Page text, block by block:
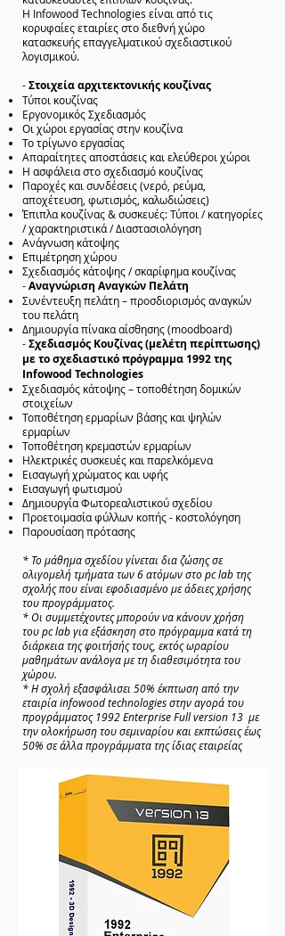
Η Infowood Technologies είναι από τις
κορυφαίες εταιρίες στο διεθνή χώρο
κατασκευής επαγγελματικού σχεδιαστικού
λογισμικού.
-Στοιχεία αρχιτεκτονικής κουζίνας
Τύποι κουζίνας
Εργονομικός Σχεδιασμός
Οι χώροι εργασίας στην κουζίνα
Το τρίγωνο εργασίας
Απαραίτητες αποστάσεις και ελεύθεροι χώροι
Η ασφάλεια στο σχεδιασμό κουζίνας
Παροχές και συνδέσεις (νερό, ρεύμα,
αποχέτευση, φωτισμός, καλωδιώσεις)
Έπιπλα κουζίνας & συσκευές: Τύποι / κατηγορίες
/ χαρακτηριστικά / Διαστασιολόγηση
Ανάγνωση κάτοψης
Επιμέτρηση χώρου
Σχεδιασμός κάτοψης / σκαρίφημα κουζίνας
-Αναγνώριση Αναγκών Πελάτη
Συνέντευξη πελάτη – προσδιορισμός αναγκών
του πελάτη
Δημιουργία πίνακα αίσθησης (moodboard)
-Σχεδιασμός Κουζίνας (μελέτη περίπτωσης)
με το σχεδιαστικό πρόγραμμα 1992 της
Infowood Technologies
Σχεδιασμός κάτοψης – τοποθέτηση δομικών
στοιχείων
Τοποθέτηση ερμαρίων βάσης και ψηλών
ερμαρίων
Τοποθέτηση κρεμαστών ερμαρίων
Ηλεκτρικές συσκευές και παρελκόμενα
Εισαγωγή χρώματος και υφής
Εισαγωγή φωτισμού
Δημιουργία Φωτορεαλιστικού σχεδίου
Προετοιμασία φύλλων κοπής - κοστολόγηση
Παρουσίαση πρότασης
* Το μάθημα σχεδίου γίνεται δια ζώσης σε
ολιγομελή τμήματα των 6 ατόμων στο pc lab της
σχολής που είναι εφοδιασμένο με άδειες χρήσης
του προγράμματος.
* Οι συμμετέχοντες μπορούν να κάνουν χρήση
του pc lab για εξάσκηση στο πρόγραμμα κατά τη
διάρκεια της φοιτήσής τους, εκτός ωραρίου
μαθημάτων ανάλογα με τη διαθεσιμότητα του
χώρου.
* Η σχολή εξασφάλισει 50% έκπτωση από την
εταιρία infowood technologies στην αγορά του
προγράμματος 1992 Enterprise Full version 13 με
την ολοκήρωση του σεμιναρίου και εκπτώσεις έως
50% σε άλλα προγράμματα της ίδιας εταιρείας